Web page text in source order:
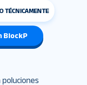
TÉCNICAMENTE
BlockP